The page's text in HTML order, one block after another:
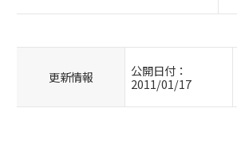
更新情報
公開日付：
2011/01/17